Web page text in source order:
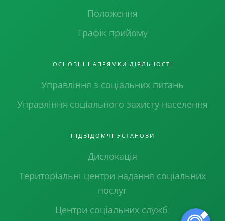
Положення
Графік прийому
ОСНОВНІ НАПРЯМКИ ДІЯЛЬНОСТІ
Управління з соціальних питань
Управління соціального захисту населення
ПІДВІДОМЧІ УСТАНОВИ
Дислокація
Територіальні центри надання соціальних
послуг
Центри соціальних служб